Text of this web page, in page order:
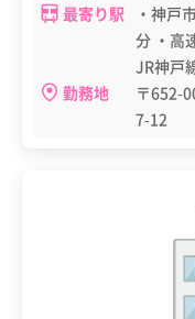
最寄り駅
・神戸
分 ・高
JR神戸
勤務地
〒652-
7-12